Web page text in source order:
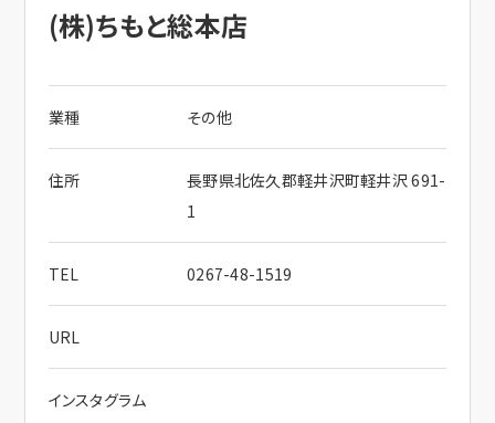
(株)ちもと総本店
業種 その他
住所
長野県北佐久郡軽井沢町軽井沢 691-
1
TEL 0267-48-1519
URL
インスタグラム